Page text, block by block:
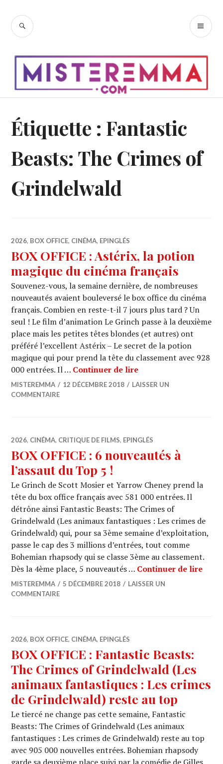
contenu
RECHERCHE
Étiquette : Fantastic
Beasts: The Crimes of
Grindelwald
2026, BOX OFFICE, CINÉMA, EPINGLÉS
BOX OFFICE : Astérix, la potion
magique du cinéma français
Souvenez-vous, la semaine dernière, de nombreuses
nouveautés avaient bouleversé le box office du cinéma
français. Combien en reste-t-il 7 jours plus tard ? Un
seul ! Le film d’animation Le Grinch passe à la deuxième
place mais les petites têtes blondes (et autres) ont
préféré l’excellent Astérix – Le secret de la potion
magique qui pour prend la tête du classement avec 928
000 entrées. Il … Continuer de lireBOX OFFICE :
MISTEREMMA 12 DÉCEMBRE 2018
LAISSER UN
COMMENTAIRE
2026, CINÉMA, CRITIQUE DE FILMS, EPINGLÉS
BOX OFFICE : 6 nouveautés à
l’assaut du Top 5 !
Le Grinch de Scott Mosier et Yarrow Cheney prend la
tête du box office français avec 581 000 entrées. Il
détrône ainsi Fantastic Beasts: The Crimes of
Grindelwald (Les animaux fantastiques : Les crimes de
Grindelwald) qui, pour sa 3ème semaine d’exploitation,
passe le cap des 3 millions d’entrées, tout comme
Bohemian rhapsody qui se classe 3ème au classement.
Dès la 4ème place, 5 nouveautés … Continuer de lireBOX
MISTEREMMA 5 DÉCEMBRE 2018
LAISSER UN
COMMENTAIRE
2026, BOX OFFICE, CINÉMA, EPINGLÉS
BOX OFFICE : Fantastic Beasts:
The Crimes of Grindelwald (Les
animaux fantastiques : Les crimes
de Grindelwald) reste au top
Le tiercé ne change pas cette semaine, Fantastic
Beasts: The Crimes of Grindelwald (Les animaux
fantastiques : Les crimes de Grindelwald) reste au top
avec 905 000 nouvelles entrées. Bohemian rhapsody